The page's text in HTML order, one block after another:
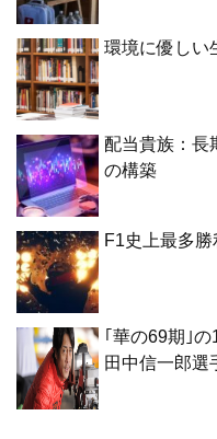
環境に優しい
配当貴族：長
の構築
F1史上最多
｢華の69期｣
田中信一郎選